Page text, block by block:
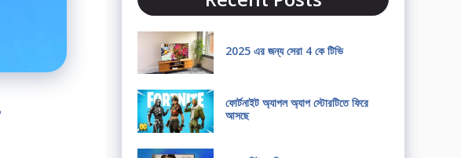
2025 এর জন্য সেরা 4 কে টিভি
ফোর্টনাইট অ্যাপল অ্যাপ স্টোরটিতে ফিরে
আসছে